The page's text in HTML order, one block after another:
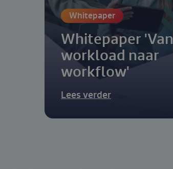
Whitepaper
Whitepaper 'Van
workload naar
workflow'
Lees verder